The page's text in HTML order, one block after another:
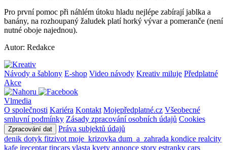
Pro první pomoc při náhlém útoku hladu nejlépe zabírají jablka a
banány, na rozhoupaný žaludek platí horký vývar a pomeranče (není
nutné oboje najednou).
Autor: Redakce
Návody a šablony E-shop Video návody Kreativ miluje Předplatné
Akce
Vlmedia
O společnosti Kariéra Kontakt Mojepředplatné.cz Všeobecné
smluvní podmínky Zásady zpracování osobních údajů Cookies
Zpracování dat
Práva subjektů údajů
denik dotyk fitzivot moje_krizovka dum_a_zahrada kondice realcity
kafe ireceptartipcars vlasta kvety annonce story estranky cars